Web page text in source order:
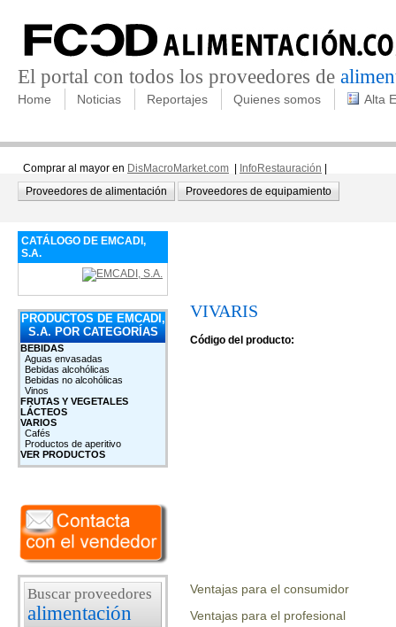
El portal con todos los proveedores de
Home Noticias Reportajes Quienes somos Alta
Comprar al mayor en DisMacroMarket.com InfoRestauración
Proveedores de alimentación
Proveedores de equipamiento
CATÁLOGO DE EMCADI,
S.A.
PRODUCTOS DE EMCADI,
S.A. POR CATEGORÍAS
BEBIDAS
Aguas envasadas
Bebidas alcohólicas
Bebidas no alcohólicas
Vinos
FRUTAS Y VEGETALES
LÁCTEOS
VARIOS
Cafés
Productos de aperitivo
VER PRODUCTOS
Buscar proveedores
alimentación
VIVARIS
Código del producto:
Ventajas para el consumidor
Ventajas para el profesional